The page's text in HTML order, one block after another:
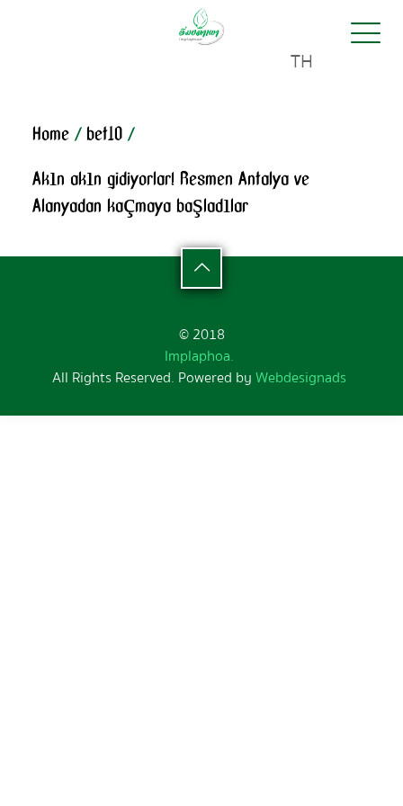
TH
Home/bet10/
Akın akın gidiyorlar! Resmen Antalya ve
Alanyadan kaçmaya başladılar
© 2018
Implaphoa.
All Rights Reserved. Powered byWebdesignads